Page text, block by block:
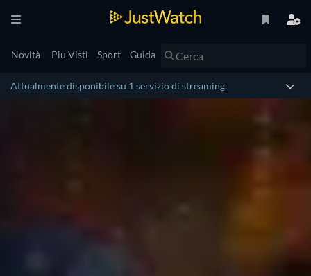
Novità Piu Visti Sport Guida
Attualmente disponibile su 1 servizio di streaming.